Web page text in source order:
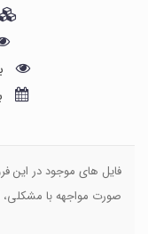
فایل های موجود در این
صورت مواجهه با مشکلی،